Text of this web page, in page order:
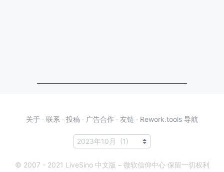
关于 · 联系 · 投稿 · 广告合作 · 友链 · Rework.tools 导航
© 2007 - 2021 LiveSino 中文版 – 微软信仰中心 保留一切权利